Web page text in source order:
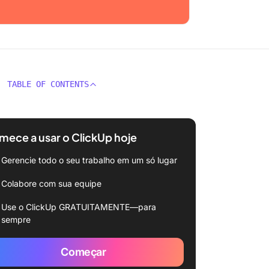
TABLE OF CONTENTS
a usar o ClickUp hoje
Gerencie todo o seu trabalho em um só lugar
Colabore com sua equipe
Use o ClickUp GRATUITAMENTE—para
sempre
Começar